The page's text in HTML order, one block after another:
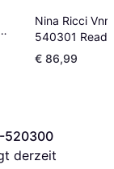
Nina Ricci
540301
Glasses
Damen
€ 86,99
520300